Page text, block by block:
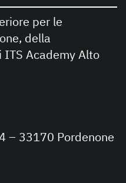
per le
della
Academy Alto
– 33170 Pordenone